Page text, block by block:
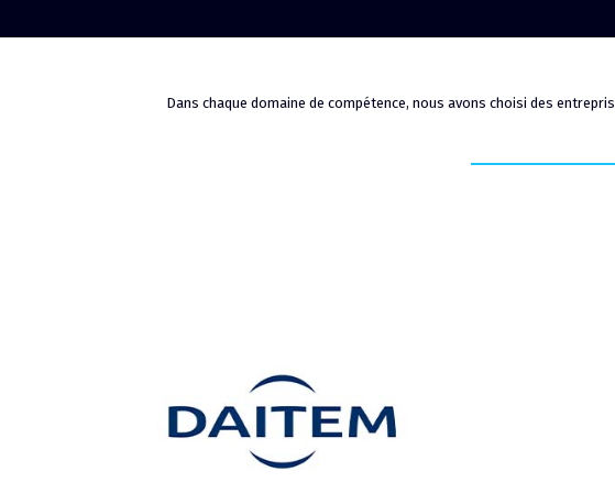
Dans chaque domaine de compétence, nous avons choisi des